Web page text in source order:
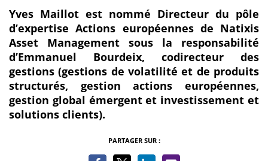
Yves Maillot est nommé Directeur du pôle
d’expertise Actions européennes de Natixis
Asset Management sous la responsabilité
d’Emmanuel Bourdeix, codirecteur des
gestions (gestions de volatilité et de produits
structurés, gestion actions européennes,
gestion global émergent et investissement et
solutions clients).
PARTAGER SUR :